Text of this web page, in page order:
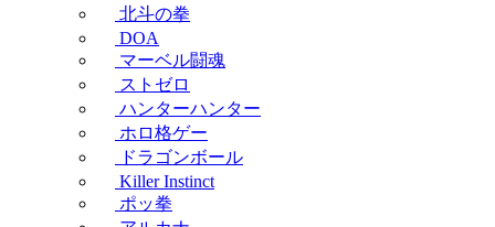
北斗の拳
DOA
マーベル闘魂
ストゼロ
ハンターハンター
ホロ格ゲー
ドラゴンボール
Killer Instinct
ポッ拳